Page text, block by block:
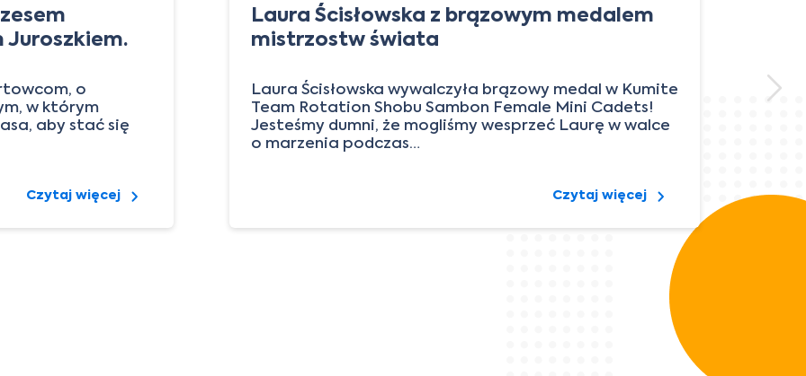
Juroszkiem.
o
w którym
aby stać się
Czytaj więcej
Laura Ścisłowska z brązowym medalem
mistrzostw świata
Laura Ścisłowska wywalczyła brązowy medal w Kumite
Team Rotation Shobu Sambon Female Mini Cadets!
Jesteśmy dumni, że mogliśmy wesprzeć Laurę w walce
o marzenia podczas…
Czytaj więcej